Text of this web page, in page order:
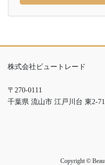
株式会社ビュートレード
〒270-0111
千葉県 流山市 江戸川台 東2-71
Copyright ©